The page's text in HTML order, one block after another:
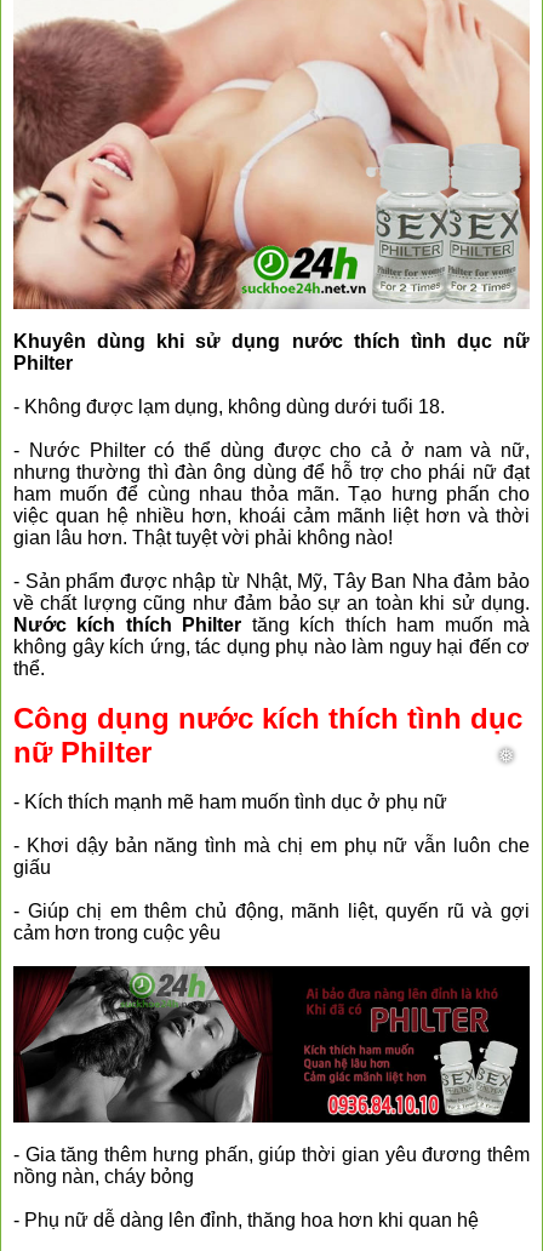
Khuyên dùng khi sử dụng nước thích tình dục nữ
Philter
- Không được lạm dụng, không dùng dưới tuổi 18.
- Nước Philter có thể dùng được cho cả ở nam và nữ,
nhưng thường thì đàn ông dùng để hỗ trợ cho phái nữ đạt
ham muốn để cùng nhau thỏa mãn. Tạo hưng phấn cho
việc quan hệ nhiều hơn, khoái cảm mãnh liệt hơn và thời
gian lâu hơn. Thật tuyệt vời phải không nào!
- Sản phẩm được nhập từ Nhật, Mỹ, Tây Ban Nha đảm bảo
về chất lượng cũng như đảm bảo sự an toàn khi sử dụng.
Nước kích thích Philter tăng kích thích ham muốn mà
không gây kích ứng, tác dụng phụ nào làm nguy hại đến cơ
thể.
Công dụng nước kích thích tình dục
nữ Philter
- Kích thích mạnh mẽ ham muốn tình dục ở phụ nữ
- Khơi dậy bản năng tình mà chị em phụ nữ vẫn luôn che
giấu
- Giúp chị em thêm chủ động, mãnh liệt, quyến rũ và gợi
cảm hơn trong cuộc yêu
- Gia tăng thêm hưng phấn, giúp thời gian yêu đương thêm
nồng nàn, cháy bỏng
- Phụ nữ dễ dàng lên đỉnh, thăng hoa hơn khi quan hệ